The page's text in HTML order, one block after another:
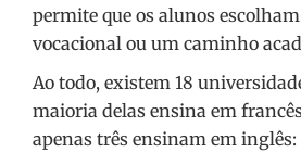
permite que os alunos
vocacional ou um caminho
Ao todo, existem 18
maioria delas ensina em
apenas três ensinam em